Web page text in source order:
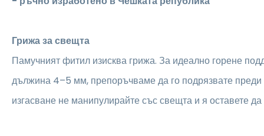
Грижа за свещта
Памучният фитил изисква грижа. За идеално горене
дължина 4–5 мм, препоръчваме да го подрязвате
изгасване не манипулирайте със свещта и я оставете да